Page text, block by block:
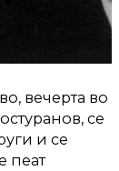
вечерта во
се
и се
пеат